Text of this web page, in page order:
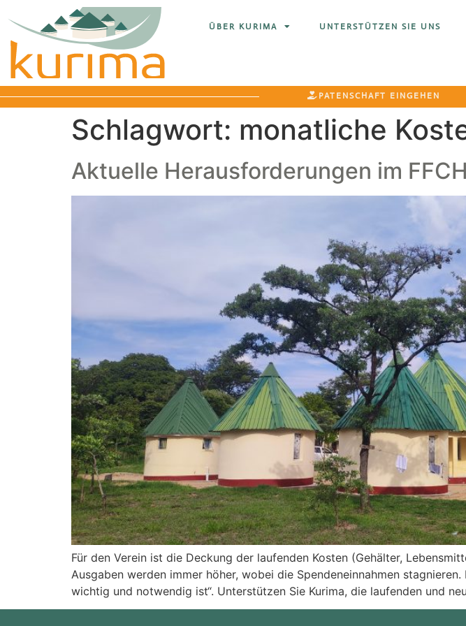
ÜBER KURIMA UNTERSTÜTZEN SIE UNS
PATENSCHAFT EINGEHEN
Schlagwort: monatliche
Aktuelle Herausforderungen im FFCH
Für den Verein ist die Deckung der laufenden Kosten (Gehälter,
Ausgaben werden immer höher, wobei die Spendeneinnahmen
wichtig und notwendig ist“. Unterstützen Sie Kurima, die laufenden und